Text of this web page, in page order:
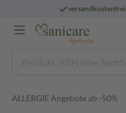
versandkostenfrei
ALLERGIE Angebote ab -50%